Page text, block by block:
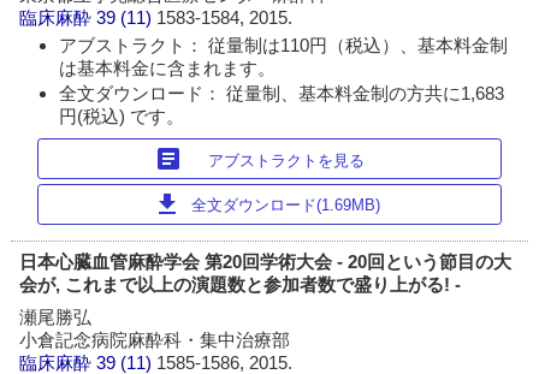
臨床麻酔 39 (11) 1583-1584, 2015.
アブストラクト： 従量制は110円（税込）、基本料金制
は基本料金に含まれます。
全文ダウンロード： 従量制、基本料金制の方共に1,683
円(税込) です。
article アブストラクトを見る
download 全文ダウンロード(1.69MB)
日本心臓血管麻酔学会 第20回学術大会 - 20回という節目の大
会が, これまで以上の演題数と参加者数で盛り上がる! -
瀬尾勝弘
小倉記念病院麻酔科・集中治療部
臨床麻酔 39 (11) 1585-1586, 2015.